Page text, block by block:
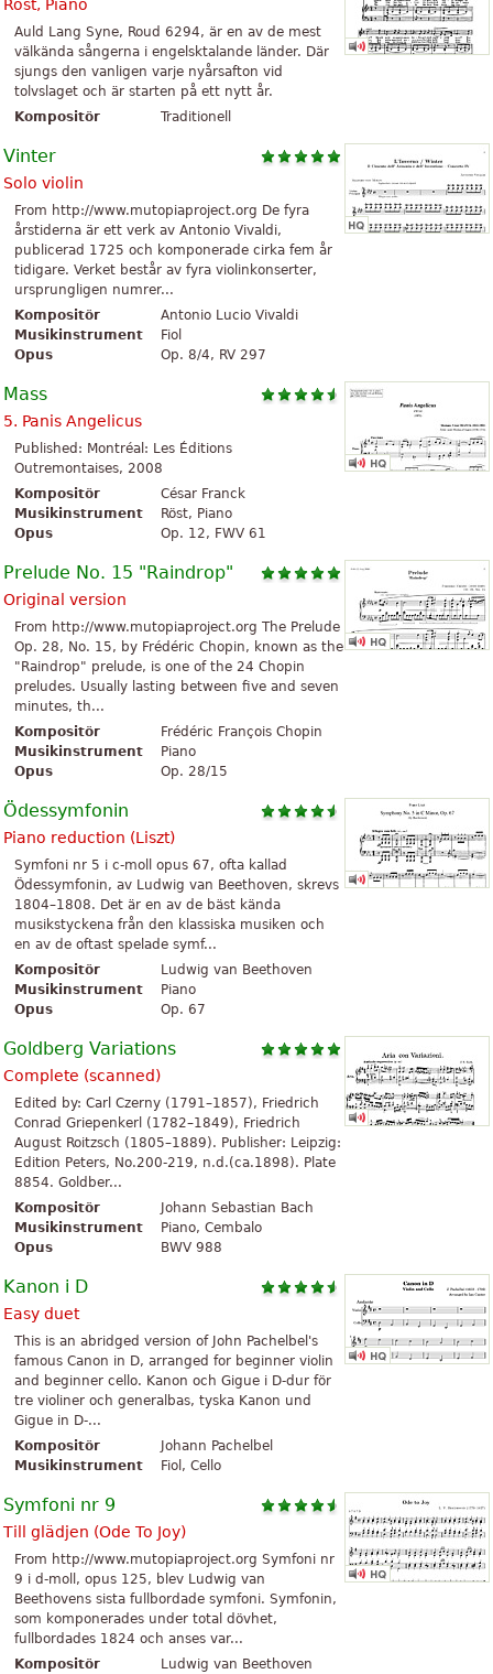
Röst, Piano
Auld Lang Syne, Roud 6294, är en av de mest
välkända sångerna i engelsktalande länder. Där
sjungs den vanligen varje nyårsafton vid
tolvslaget och är starten på ett nytt år.
Kompositör
Traditionell
Vinter
Solo violin
From http://www.mutopiaproject.org De fyra
årstiderna är ett verk av Antonio Vivaldi,
publicerad 1725 och komponerade cirka fem år
tidigare. Verket består av fyra violinkonserter,
ursprungligen numrer...
Kompositör
Antonio Lucio Vivaldi
Musikinstrument
Fiol
Opus
Op. 8/4, RV 297
Mass
5. Panis Angelicus
Published: Montréal: Les Éditions
Outremontaises, 2008
Kompositör
César Franck
Musikinstrument
Röst, Piano
Opus
Op. 12, FWV 61
Prelude No. 15 "Raindrop"
Original version
From http://www.mutopiaproject.org The Prelude
Op. 28, No. 15, by Frédéric Chopin, known as the
"Raindrop" prelude, is one of the 24 Chopin
preludes. Usually lasting between five and seven
minutes, th...
Kompositör
Frédéric François Chopin
Musikinstrument
Piano
Opus
Op. 28/15
Ödessymfonin
Piano reduction (Liszt)
Symfoni nr 5 i c-moll opus 67, ofta kallad
Ödessymfonin, av Ludwig van Beethoven, skrevs
1804–1808. Det är en av de bäst kända
musikstyckena från den klassiska musiken och
en av de oftast spelade symf...
Kompositör
Ludwig van Beethoven
Musikinstrument
Piano
Opus
Op. 67
Goldberg Variations
Complete (scanned)
Edited by: Carl Czerny (1791–1857), Friedrich
Conrad Griepenkerl (1782–1849), Friedrich
August Roitzsch (1805–1889). Publisher: Leipzig:
Edition Peters, No.200-219, n.d.(ca.1898). Plate
8854. Goldber...
Kompositör
Johann Sebastian Bach
Musikinstrument
Piano, Cembalo
Opus
BWV 988
Kanon i D
Easy duet
This is an abridged version of John Pachelbel's
famous Canon in D, arranged for beginner violin
and beginner cello. Kanon och Gigue i D-dur för
tre violiner och generalbas, tyska Kanon und
Gigue in D-...
Kompositör
Johann Pachelbel
Musikinstrument
Fiol, Cello
Symfoni nr 9
Till glädjen (Ode To Joy)
From http://www.mutopiaproject.org Symfoni nr
9 i d-moll, opus 125, blev Ludwig van
Beethovens sista fullbordade symfoni. Symfonin,
som komponerades under total dövhet,
fullbordades 1824 och anses var...
Kompositör
Ludwig van Beethoven